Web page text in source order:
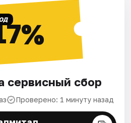
сервисный сбор
Проверено: 1 минуту назад